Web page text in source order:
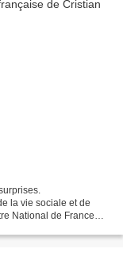
la vie sociale et de
National de France